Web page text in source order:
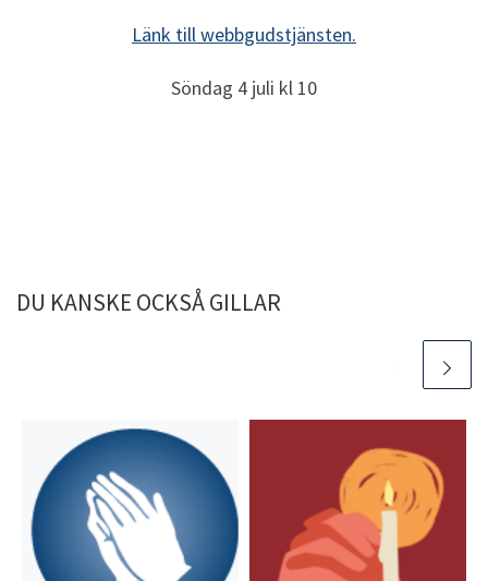
Länk till webbgudstjänsten.
Söndag 4 juli kl 10
DU KANSKE OCKSÅ GILLAR